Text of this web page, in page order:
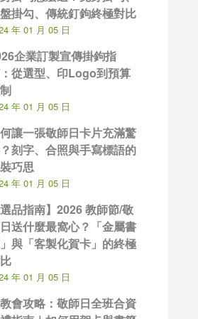
掛勾、傳統釘鉤終極對比
年 01 月 05 日
企業訂製宣傳掛鉤指
從選型、印Logo到預算
年 01 月 05 日
讓一張敬師日卡片充滿驚
刻字、合照與手寫標語的
巧思
年 01 月 05 日
選品指南】2026 教師節/敬
送什麼最窩心？「金屬書
與「客製化賀卡」的終極
年 01 月 05 日
會攻略：敬師日全班合資